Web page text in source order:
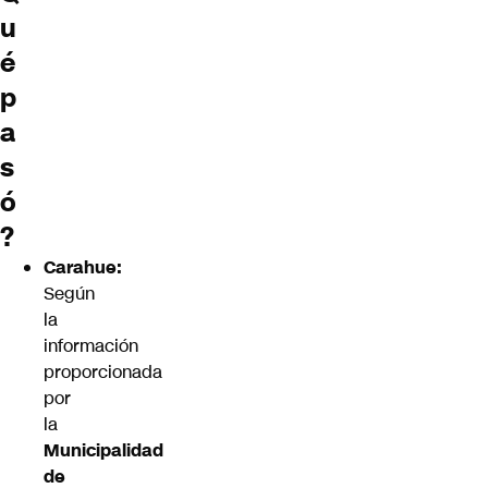
u
é
p
a
s
ó
?
Carahue:
Según
la
información
proporcionada
por
la
Municipalidad
de